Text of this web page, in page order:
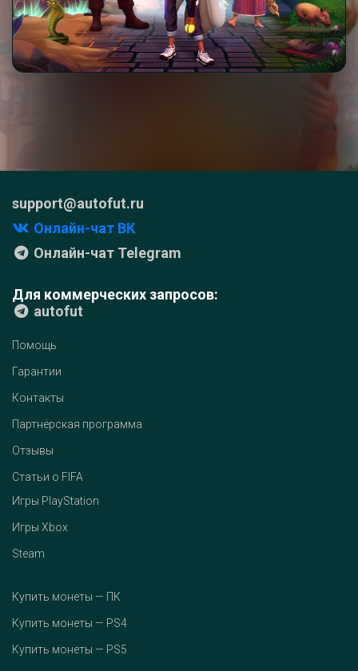
support@autofut.ru
Онлайн-чат ВК
Онлайн-чат Telegram
Для коммерческих запросов:
autofut
Помощь
Гарантии
Контакты
Партнёрская программа
Отзывы
Статьи о FIFA
Игры PlayStation
Игры Xbox
Steam
Купить монеты — ПК
Купить монеты — PS4
Купить монеты — PS5